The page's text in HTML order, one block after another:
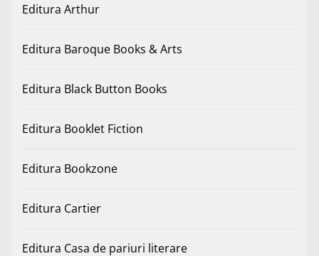
Editura Arthur
Editura Baroque Books & Arts
Editura Black Button Books
Editura Booklet Fiction
Editura Bookzone
Editura Cartier
Editura Casa de pariuri literare